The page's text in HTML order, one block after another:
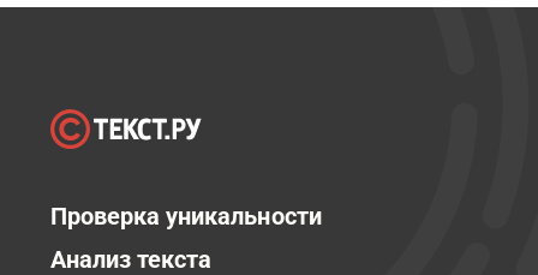
Проверка уникальности
Анализ текста